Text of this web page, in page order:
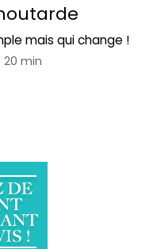
mais qui change !
min